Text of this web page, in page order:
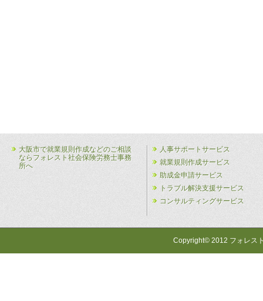
大阪市で就業規則作成などのご相談
ならフォレスト社会保険労務士事務
所へ
人事サポートサービス
就業規則作成サービス
助成金申請サービス
トラブル解決支援サービス
コンサルティングサービス
Copyright© 2012 フォレス